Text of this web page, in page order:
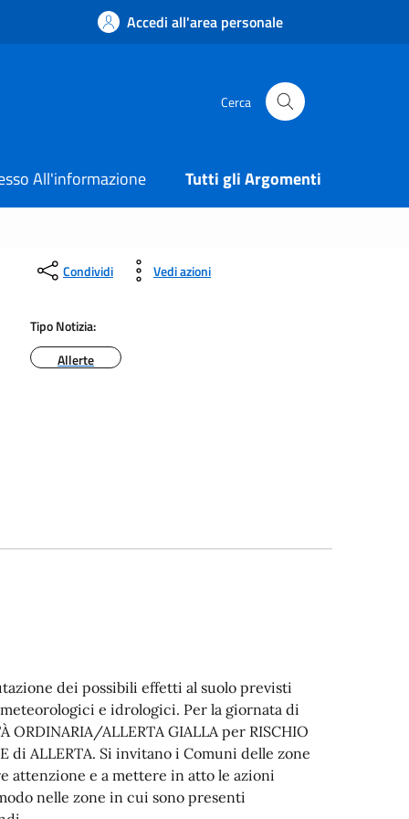
Accedi all'area personale
Cerca
All'informazione Tutti gli Argomenti
Condividi Vedi azioni
Tipo Notizia:
Allerte
dei possibili effetti al suolo previsti
e idrologici. Per la giornata di
ORDINARIA/ALLERTA GIALLA per RISCHIO
di ALLERTA. Si invitano i Comuni delle zone
attenzione e a mettere in atto le azioni
nelle zone in cui sono presenti